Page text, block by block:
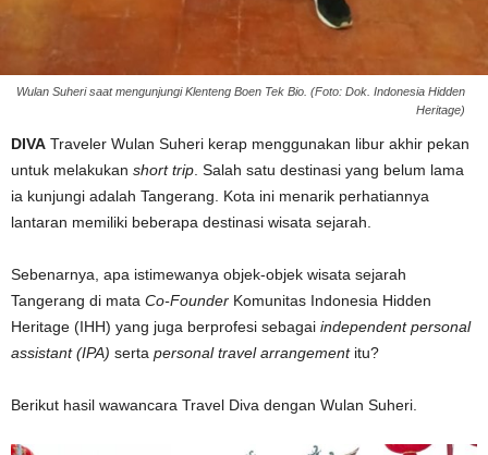
Wulan Suheri saat mengunjungi Klenteng Boen Tek Bio. (Foto: Dok. Indonesia Hidden
Heritage)
DIVA Traveler Wulan Suheri kerap menggunakan libur akhir pekan
untuk melakukan short trip. Salah satu destinasi yang belum lama
ia kunjungi adalah Tangerang. Kota ini menarik perhatiannya
lantaran memiliki beberapa destinasi wisata sejarah.
Sebenarnya, apa istimewanya objek-objek wisata sejarah
Tangerang di mata Co-Founder Komunitas Indonesia Hidden
Heritage (IHH) yang juga berprofesi sebagai independent personal
assistant (IPA) serta personal travel arrangementitu?
Berikut hasil wawancara Travel Diva dengan Wulan Suheri.